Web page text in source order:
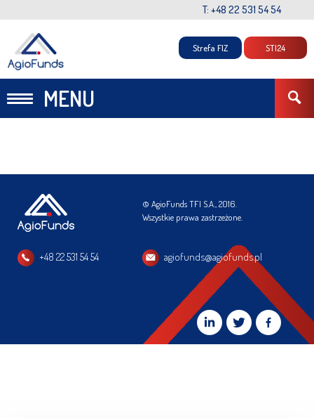
T: +48 22 531 54 54
MENU
Strefa FIZ STI24
© AgioFunds TFI S.A., 2016.
Wszystkie prawa zastrzeżone.
+48 22 531 54 54 agiofunds@agiofunds.pl